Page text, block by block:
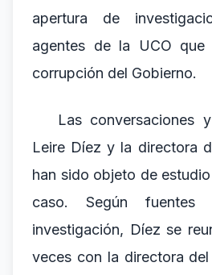
apertura de
agentes de la UCO que
corrupción del Gobierno.
Las conversaciones
Leire Díez y la directora
han sido objeto de
caso. Según
investigación, Díez se
veces con la directora